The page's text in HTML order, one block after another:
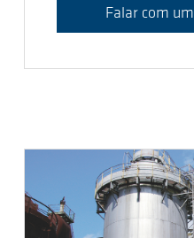
Falar com